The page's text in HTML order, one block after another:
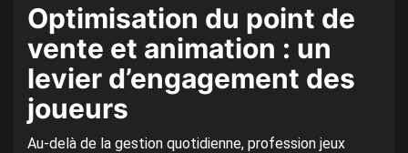
Optimisation du point de
vente et animation : un
levier d’engagement des
joueurs
Au-delà de la gestion quotidienne, profession jeux